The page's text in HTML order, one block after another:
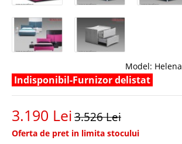
Model: Helena
Indisponibil-Furnizor delistat
3.190 Lei3.526 Lei
Oferta de pret in limita stocului